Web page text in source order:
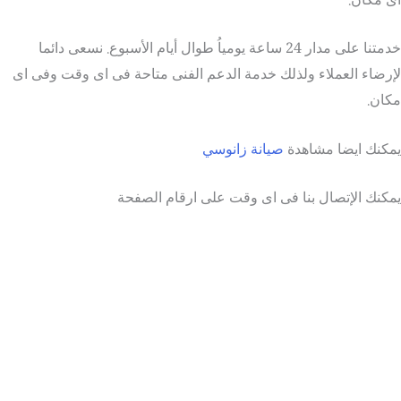
خدمتنا على مدار 24 ساعة يومياُ طوال أيام الأسبوع. نسعى دائما
لإرضاء العملاء ولذلك خدمة الدعم الفنى متاحة فى اى وقت وفى اى
مكان.
يمكنك ايضا مشاهدة صيانة زانوسي
يمكنك الإتصال بنا فى اى وقت على ارقام الصفحة